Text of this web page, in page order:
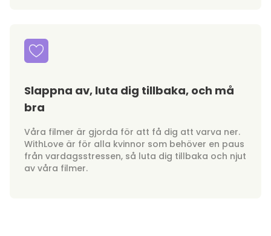
Slappna av, luta dig tillbaka, och må
bra
Våra filmer är gjorda för att få dig att varva ner.
WithLove är för alla kvinnor som behöver en paus
från vardagsstressen, så luta dig tillbaka och njut
av våra filmer.